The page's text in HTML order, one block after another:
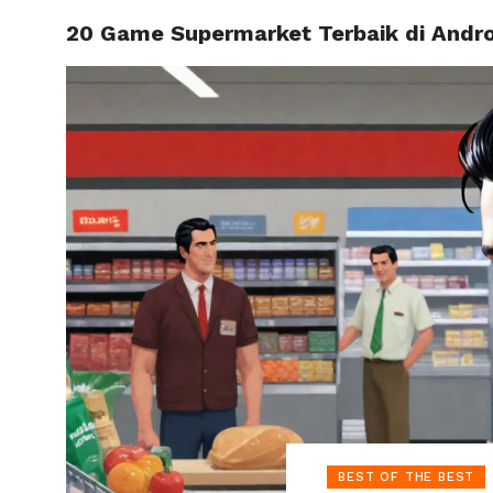
HOME
20 Game Supermarket Terbaik di
BEST OF THE BEST